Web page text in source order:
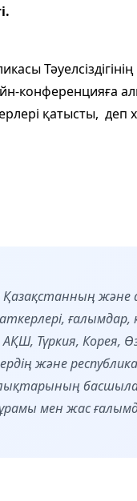
конференцияға
қатысты, деп
және
АҚШ, Түркия, Корея,
және
мен жас